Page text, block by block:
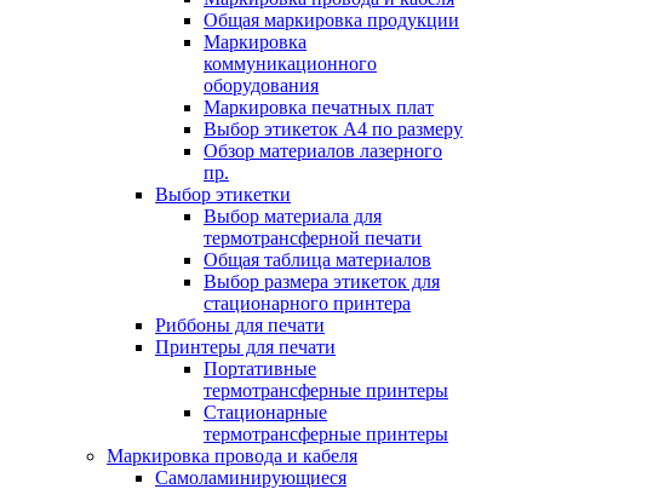
Общая маркировка продукции
Маркировка
коммуникационного
оборудования
Маркировка печатных плат
Выбор этикеток А4 по размеру
Обзор материалов лазерного
пр.
Выбор этикетки
Выбор материала для
термотрансферной печати
Общая таблица материалов
Выбор размера этикеток для
стационарного принтера
Риббоны для печати
Принтеры для печати
Портативные
термотрансферные принтеры
Стационарные
термотрансферные принтеры
Маркировка провода и кабеля
Самоламинирующиеся